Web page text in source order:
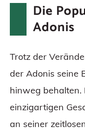
Die
Adonis
Trotz der
der Adonis seine
hinweg behalten.
einzigartigen
an seiner